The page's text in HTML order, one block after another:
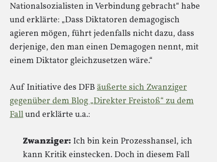
Nationalsozialisten in Verbindung gebracht“ habe
und erklärte: „Dass Diktatoren demagogisch
agieren mögen, führt jedenfalls nicht dazu, dass
derjenige, den man einen Demagogen nennt, mit
einem Diktator gleichzusetzen wäre.“
Auf Initiative des DFBäußerte sich Zwanziger
gegenüber dem Blog „Direkter Freistoß“ zu dem
Fallund erklärte u.a.:
Zwanziger: Ich bin kein Prozesshansel, ich
kann Kritik einstecken. Doch in diesem Fall